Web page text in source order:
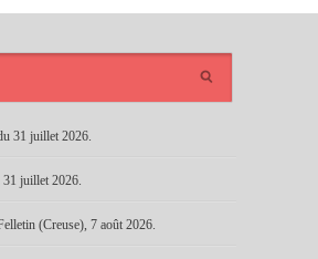
31 juillet 2026.
juillet 2026.
(Creuse), 7 août 2026.